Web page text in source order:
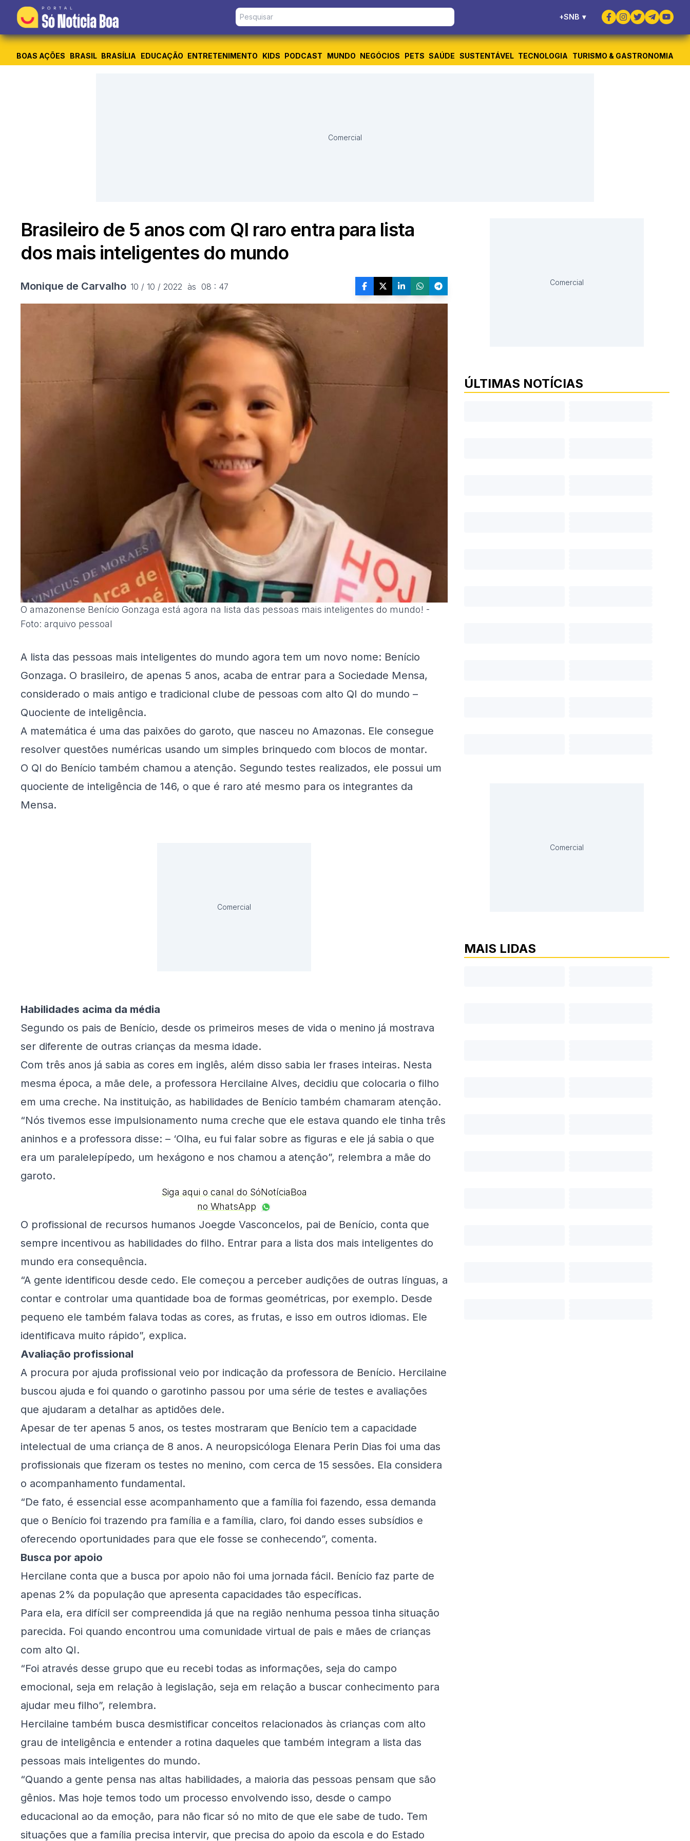
+SNB ▾
BOAS AÇÕES BRASIL BRASÍLIA EDUCAÇÃO ENTRETENIMENTO KIDS PODCAST MUNDO NEGÓCIOS PETS SAÚDE SUSTENTÁVEL TECNOLOGIA TURISMO & GASTRONOMIA
Comercial
Brasileiro de 5 anos com QI raro entra para lista
dos mais inteligentes do mundo
Monique de Carvalho 10 / 10 / 2022  às  08 : 47
O amazonense Benício Gonzaga está agora na lista das pessoas mais inteligentes do mundo! -
Foto: arquivo pessoal
A lista das pessoas mais inteligentes do mundo agora tem um novo nome: Benício
Gonzaga. O brasileiro, de apenas 5 anos, acaba de entrar para a Sociedade Mensa,
considerado o mais antigo e tradicional clube de pessoas com alto QI do mundo –
Quociente de inteligência.
A matemática é uma das paixões do garoto, que nasceu no Amazonas. Ele consegue
resolver questões numéricas usando um simples brinquedo com blocos de montar.
O QI do Benício também chamou a atenção. Segundo testes realizados, ele possui um
quociente de inteligência de 146, o que é raro até mesmo para os integrantes da
Mensa.
Comercial
Habilidades acima da média
Segundo os pais de Benício, desde os primeiros meses de vida o menino já mostrava
ser diferente de outras crianças da mesma idade.
Com três anos já sabia as cores em inglês, além disso sabia ler frases inteiras. Nesta
mesma época, a mãe dele, a professora Hercilaine Alves, decidiu que colocaria o filho
em uma creche. Na instituição, as habilidades de Benício também chamaram atenção.
“Nós tivemos esse impulsionamento numa creche que ele estava quando ele tinha três
aninhos e a professora disse: – ‘Olha, eu fui falar sobre as figuras e ele já sabia o que
era um paralelepípedo, um hexágono e nos chamou a atenção”, relembra a mãe do
garoto.
Siga aqui o canal do SóNotíciaBoa
no WhatsApp
O profissional de recursos humanos Joegde Vasconcelos, pai de Benício, conta que
sempre incentivou as habilidades do filho. Entrar para a lista dos mais inteligentes do
mundo era consequência.
“A gente identificou desde cedo. Ele começou a perceber audições de outras línguas, a
contar e controlar uma quantidade boa de formas geométricas, por exemplo. Desde
pequeno ele também falava todas as cores, as frutas, e isso em outros idiomas. Ele
identificava muito rápido”, explica.
Avaliação profissional
A procura por ajuda profissional veio por indicação da professora de Benício. Hercilaine
buscou ajuda e foi quando o garotinho passou por uma série de testes e avaliações
que ajudaram a detalhar as aptidões dele.
Apesar de ter apenas 5 anos, os testes mostraram que Benício tem a capacidade
intelectual de uma criança de 8 anos. A neuropsicóloga Elenara Perin Dias foi uma das
profissionais que fizeram os testes no menino, com cerca de 15 sessões. Ela considera
o acompanhamento fundamental.
“De fato, é essencial esse acompanhamento que a família foi fazendo, essa demanda
que o Benício foi trazendo pra família e a família, claro, foi dando esses subsídios e
oferecendo oportunidades para que ele fosse se conhecendo”, comenta.
Busca por apoio
Hercilane conta que a busca por apoio não foi uma jornada fácil. Benício faz parte de
apenas 2% da população que apresenta capacidades tão específicas.
Para ela, era difícil ser compreendida já que na região nenhuma pessoa tinha situação
parecida. Foi quando encontrou uma comunidade virtual de pais e mães de crianças
com alto QI.
“Foi através desse grupo que eu recebi todas as informações, seja do campo
emocional, seja em relação à legislação, seja em relação a buscar conhecimento para
ajudar meu filho”, relembra.
Hercilaine também busca desmistificar conceitos relacionados às crianças com alto
grau de inteligência e entender a rotina daqueles que também integram a lista das
pessoas mais inteligentes do mundo.
“Quando a gente pensa nas altas habilidades, a maioria das pessoas pensam que são
gênios. Mas hoje temos todo um processo envolvendo isso, desde o campo
educacional ao da emoção, para não ficar só no mito de que ele sabe de tudo. Tem
situações que a família precisa intervir, que precisa do apoio da escola e do Estado
Comercial
ÚLTIMAS NOTÍCIAS
Comercial
MAIS LIDAS